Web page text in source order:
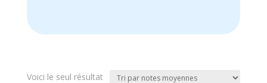
Voici le seul résultat